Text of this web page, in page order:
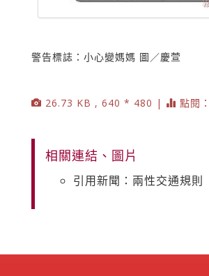
警告標誌：小心變媽媽 圖／慶萱
26.73 KB , 640 * 480 | 點閱
相關連結、圖片
引用新聞：兩性交通規則